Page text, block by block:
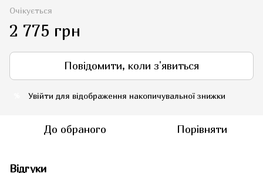
Очікується
2 775 грн
Повідомити, коли з'явиться
Увійти для відображення накопичувальної знижки
До обраного Порівняти
Відгуки